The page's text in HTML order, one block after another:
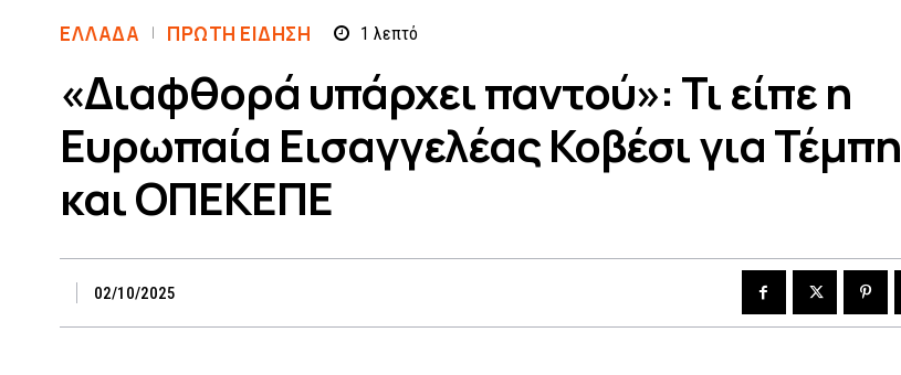
ΕΛΛΆΔΑ ΠΡΏΤΗ ΕΊΔΗΣΗ 1 λεπτό
«Διαφθορά υπάρχει παντού»: Τι είπε η
Ευρωπαία Εισαγγελέας Κοβέσι για Τέμπη
και ΟΠΕΚΕΠΕ
02/10/2025